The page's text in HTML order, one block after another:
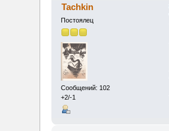
Tachkin
Постоялец
Сообщений: 102
+2/-1